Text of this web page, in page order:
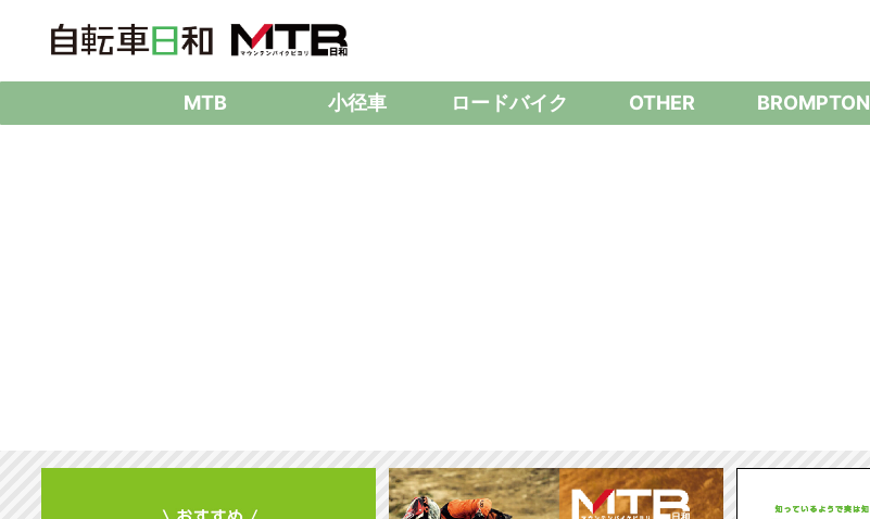
MTB 小径車 ロードバイク OTHER BROMPTON